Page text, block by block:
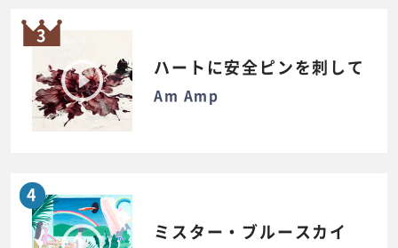
3
ハートに安全ピンを刺して
Am Amp
4
ミスター・ブルースカイ